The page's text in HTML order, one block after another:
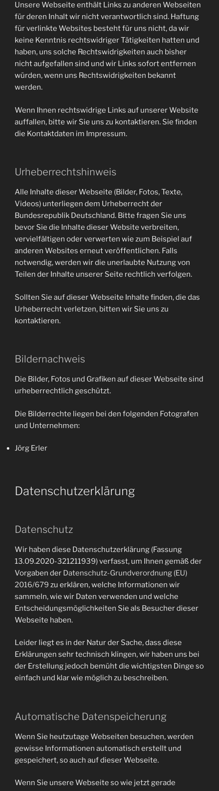
Unsere Webseite enthält Links zu anderen Webseiten
für deren Inhalt wir nicht verantwortlich sind. Haftung
für verlinkte Websites besteht für uns nicht, da wir
keine Kenntnis rechtswidriger Tätigkeiten hatten und
haben, uns solche Rechtswidrigkeiten auch bisher
nicht aufgefallen sind und wir Links sofort entfernen
würden, wenn uns Rechtswidrigkeiten bekannt
werden.
Wenn Ihnen rechtswidrige Links auf unserer Website
auffallen, bitte wir Sie uns zu kontaktieren. Sie finden
die Kontaktdaten im Impressum.
Urheberrechtshinweis
Alle Inhalte dieser Webseite (Bilder, Fotos, Texte,
Videos) unterliegen dem Urheberrecht der
Bundesrepublik Deutschland. Bitte fragen Sie uns
bevor Sie die Inhalte dieser Website verbreiten,
vervielfältigen oder verwerten wie zum Beispiel auf
anderen Websites erneut veröffentlichen. Falls
notwendig, werden wir die unerlaubte Nutzung von
Teilen der Inhalte unserer Seite rechtlich verfolgen.
Sollten Sie auf dieser Webseite Inhalte finden, die das
Urheberrecht verletzen, bitten wir Sie uns zu
kontaktieren.
Bildernachweis
Die Bilder, Fotos und Grafiken auf dieser Webseite sind
urheberrechtlich geschützt.
Die Bilderrechte liegen bei den folgenden Fotografen
und Unternehmen:
Jörg Erler
Datenschutzerklärung
Datenschutz
Wir haben diese Datenschutzerklärung (Fassung
13.09.2020-321211939) verfasst, um Ihnen gemäß der
Vorgaben der Datenschutz-Grundverordnung (EU)
2016/679 zu erklären, welche Informationen wir
sammeln, wie wir Daten verwenden und welche
Entscheidungsmöglichkeiten Sie als Besucher dieser
Webseite haben.
Leider liegt es in der Natur der Sache, dass diese
Erklärungen sehr technisch klingen, wir haben uns bei
der Erstellung jedoch bemüht die wichtigsten Dinge so
einfach und klar wie möglich zu beschreiben.
Automatische Datenspeicherung
Wenn Sie heutzutage Webseiten besuchen, werden
gewisse Informationen automatisch erstellt und
gespeichert, so auch auf dieser Webseite.
Wenn Sie unsere Webseite so wie jetzt gerade